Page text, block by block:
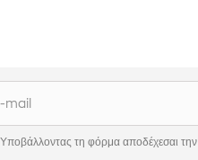
Υποβάλλοντας τη φόρμα αποδέχεσαι την